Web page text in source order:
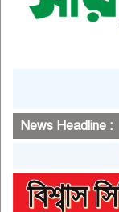
News Headline :